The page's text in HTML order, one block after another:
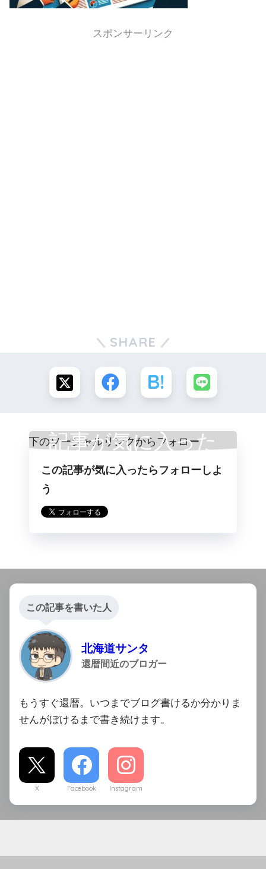
スポンサーリンク
SHARE
記事が気に入った
らフォロー
この記事が気に入ったらフォローしよ
う
この記事を書いた人
北海道サンタ
還暦間近のブロガー
もうすぐ還暦。いつまでブログ書けるか分かりま
せんがぼけるまで書き続けます。
X Facebook Instagram